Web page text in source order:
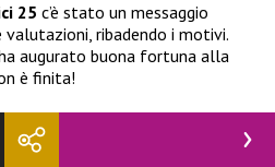
25 c’è stato un messaggio
ribadendo i motivi.
augurato buona fortuna alla
è finita!
ultimatum a Valentina: